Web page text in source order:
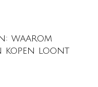
waarom
kopen loont